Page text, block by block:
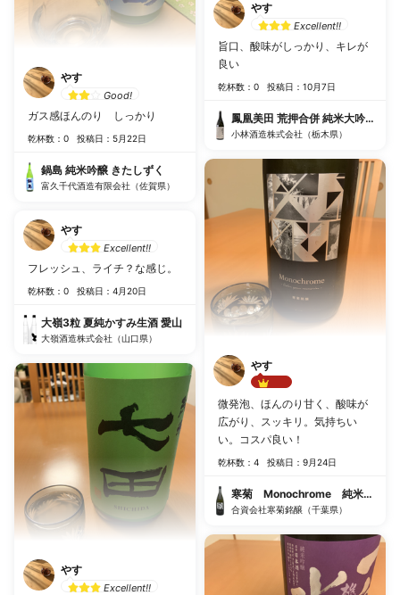
やす
Good!
ガス感ほんのり しっかり
乾杯数：0 投稿日：5月22日
鍋島 純米吟醸 きたしずく
富久千代酒造有限会社（佐賀県）
やす
Excellent!!
フレッシュ、ライチ？な感じ。
乾杯数：0 投稿日：4月20日
大嶺3粒 夏純かすみ生酒 愛山
大嶺酒造株式会社（山口県）
やす
Excellent!!
やす
Excellent!!
旨口、酸味がしっかり、キレが
良い
乾杯数：0 投稿日：10月7日
鳳凰美田 荒押合併 純米大吟醸か
小林酒造株式会社（栃木県）
やす
微発泡、ほんのり甘く、酸味が
広がり、スッキリ。気持ちい
い。コスパ良い！
乾杯数：4 投稿日：9月24日
寒菊 Monochrome 純米大吟醸
合資会社寒菊銘醸（千葉県）